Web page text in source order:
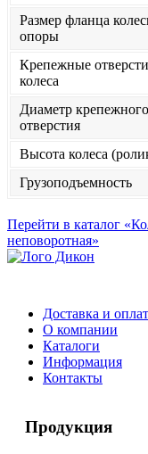
Размер фланца
опоры
Крепежные
колеса
Диаметр крепежного
отверстия
Высота колеса
Грузоподъемность
Перейти в каталог
неповоротная»
Доставка и
О компании
Каталоги
Информация
Контакты
Продукция